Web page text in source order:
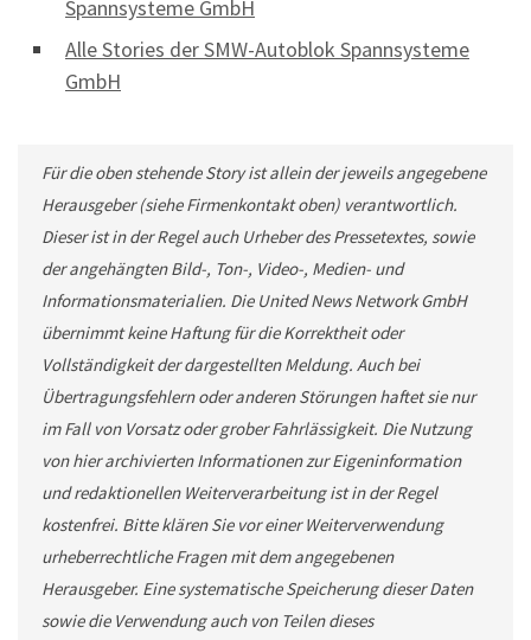
Spannsysteme GmbH
Alle Stories der SMW-Autoblok Spannsysteme
GmbH
Für die oben stehende Story ist allein der jeweils angegebene
Herausgeber (siehe Firmenkontakt oben) verantwortlich.
Dieser ist in der Regel auch Urheber des Pressetextes, sowie
der angehängten Bild-, Ton-, Video-, Medien- und
Informationsmaterialien. Die United News Network GmbH
übernimmt keine Haftung für die Korrektheit oder
Vollständigkeit der dargestellten Meldung. Auch bei
Übertragungsfehlern oder anderen Störungen haftet sie nur
im Fall von Vorsatz oder grober Fahrlässigkeit. Die Nutzung
von hier archivierten Informationen zur Eigeninformation
und redaktionellen Weiterverarbeitung ist in der Regel
kostenfrei. Bitte klären Sie vor einer Weiterverwendung
urheberrechtliche Fragen mit dem angegebenen
Herausgeber. Eine systematische Speicherung dieser Daten
sowie die Verwendung auch von Teilen dieses